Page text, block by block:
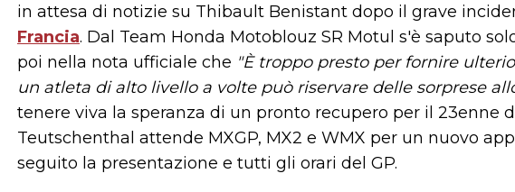
in attesa di notizie su Thibault Benistant dopo il grave
Francia. Dal Team Honda Motoblouz SR Motul s'è saputo
poi nella nota ufficiale che "È troppo presto per fornire
un atleta di alto livello a volte può riservare delle sorprese
tenere viva la speranza di un pronto recupero per il 23enne
Teutschenthal attende MXGP, MX2 e WMX per un nuovo
seguito la presentazione e tutti gli orari del GP.